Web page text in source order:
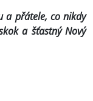
a přátele, co nikdy
a šťastný Nový